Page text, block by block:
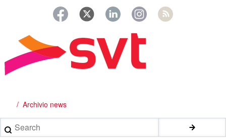
principale
Briciole
di
pane
Archivio news
Search